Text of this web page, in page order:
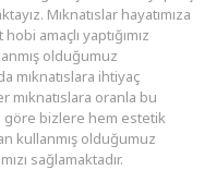
Mıknatıslar hayatımıza
amaçlı yaptığımız
olduğumuz
mıknatıslara ihtiyaç
mıknatıslara oranla bu
göre bizlere hem estetik
kullanmış olduğumuz
sağlamaktadır.